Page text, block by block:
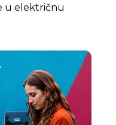
u električnu